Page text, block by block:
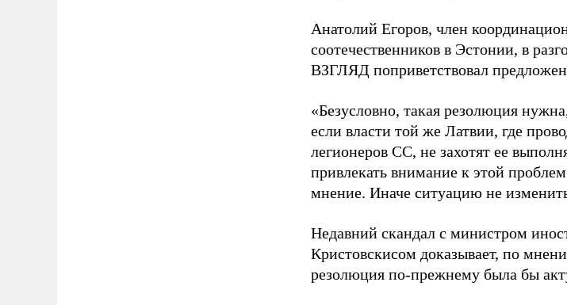
Анатолий Егоров, член
соотечественников в Эстонии, в
ВЗГЛЯД поприветствовал
«Безусловно, такая резолюция
если власти той же Латвии, где
легионеров СС, не захотят ее
привлекать внимание к этой
мнение. Иначе ситуацию не
Недавний скандал с министром
Кристовскисом доказывает, по
резолюция по-прежнему была бы